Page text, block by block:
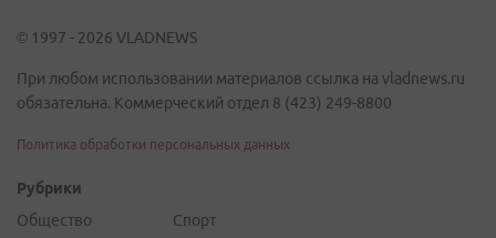
© 1997 - 2026 VLADNEWS
При любом использовании материалов ссылка на vladnews.ru
обязательна. Коммерческий отдел 8 (423) 249-8800
Политика обработки персональных данных
Рубрики
Общество
Спорт